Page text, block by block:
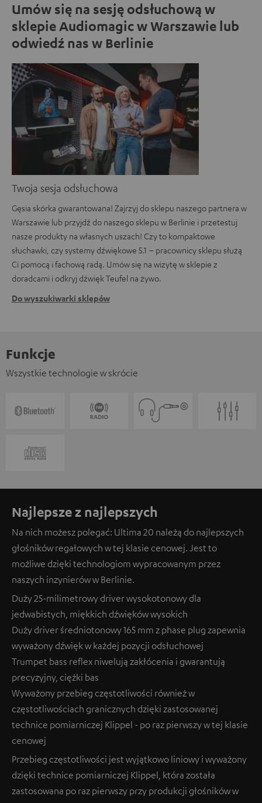
Umów się na sesję odsłuchową w
sklepie Audiomagic w Warszawie lub
odwiedź nas w Berlinie
Twoja sesja odsłuchowa
Gęsia skórka gwarantowana! Zajrzyj do sklepu naszego partnera w
Warszawie lub przyjdź do naszego sklepu w Berlinie i przetestuj
nasze produkty na własnych uszach! Czy to kompaktowe
słuchawki, czy systemy dźwiękowe 5.1 – pracownicy sklepu służą
Ci pomocą i fachową radą. Umów się na wizytę w sklepie z
doradcami i odkryj dźwięk Teufel na żywo.
Do wyszukiwarki sklepów
Funkcje
Wszystkie technologie w skrócie
Najlepsze z najlepszych
Na nich możesz polegać: Ultima 20 należą do najlepszych
głośników regałowych w tej klasie cenowej. Jest to
możliwe dzięki technologiom wypracowanym przez
naszych inzynierów w Berlinie.
Duży 25-milimetrowy driver wysokotonowy dla
jedwabistych, miękkich dźwięków wysokich
Duży driver średniotonowy 165 mm z phase plug zapewnia
wyważony dźwięk w każdej pozycji odsłuchowej
Trumpet bass reflex niwelują zakłócenia i gwarantują
precyzyjny, ciężki bas
Wyważony przebieg częstotliwości również w
częstotliwościach granicznych dzięki zastosowanej
technice pomiarniczej Klippel - po raz pierwszy w tej klasie
cenowej
Przebieg częstotliwości jest wyjątkowo liniowy i wyważony
dzięki technice pomiarniczej Klippel, która została
zastosowana po raz pierwszy przy produkcji głośników w